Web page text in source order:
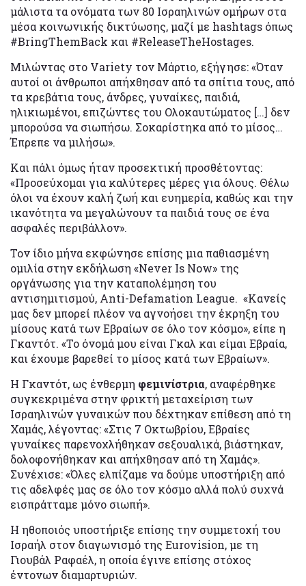
μάλιστα τα ονόματα των 80 Ισραηλινών ομήρων στα
μέσα κοινωνικής δικτύωσης, μαζί με hashtags όπως
#BringThemBack και #ReleaseTheHostages.
Μιλώντας στο Variety τον Μάρτιο, εξήγησε: «Όταν
αυτοί οι άνθρωποι απήχθησαν από τα σπίτια τους, από
τα κρεβάτια τους, άνδρες, γυναίκες, παιδιά,
ηλικιωμένοι, επιζώντες του Ολοκαυτώματος […] δεν
μπορούσα να σιωπήσω. Σοκαρίστηκα από το μίσος…
Έπρεπε να μιλήσω».
Και πάλι όμως ήταν προσεκτική προσθέτοντας:
«Προσεύχομαι για καλύτερες μέρες για όλους. Θέλω
όλοι να έχουν καλή ζωή και ευημερία, καθώς και την
ικανότητα να μεγαλώνουν τα παιδιά τους σε ένα
ασφαλές περιβάλλον».
Τον ίδιο μήνα εκφώνησε επίσης μια παθιασμένη
ομιλία στην εκδήλωση «Never Is Now» της
οργάνωσης για την καταπολέμηση του
αντισημιτισμού, Anti-Defamation League. «Κανείς
μας δεν μπορεί πλέον να αγνοήσει την έκρηξη του
μίσους κατά των Εβραίων σε όλο τον κόσμο», είπε η
Γκαντότ. «Το όνομά μου είναι Γκαλ και είμαι Εβραία,
και έχουμε βαρεθεί το μίσος κατά των Εβραίων».
Η Γκαντότ, ως ένθερμη φεμινίστρια, αναφέρθηκε
συγκεκριμένα στην φρικτή μεταχείριση των
Ισραηλινών γυναικών που δέχτηκαν επίθεση από τη
Χαμάς, λέγοντας: «Στις 7 Οκτωβρίου, Εβραίες
γυναίκες παρενοχλήθηκαν σεξουαλικά, βιάστηκαν,
δολοφονήθηκαν και απήχθησαν από τη Χαμάς».
Συνέχισε: «Όλες ελπίζαμε να δούμε υποστήριξη από
τις αδελφές μας σε όλο τον κόσμο αλλά πολύ συχνά
εισπράτταμε μόνο σιωπή».
Η ηθοποιός υποστήριξε επίσης την συμμετοχή του
Ισραήλ στον διαγωνισμό της Eurovision, με τη
Γιουβάλ Ραφαέλ, η οποία έγινε επίσης στόχος
έντονων διαμαρτυριών.